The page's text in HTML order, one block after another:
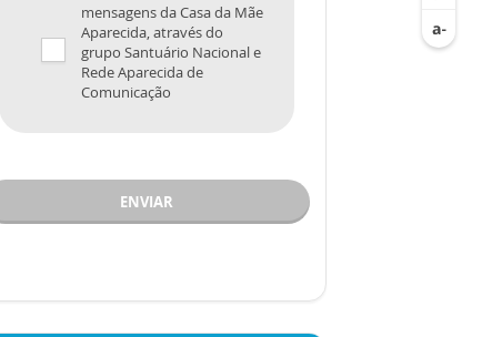
mensagens da Casa da Mãe
Aparecida, através do
grupo Santuário Nacional e
Rede Aparecida de
Comunicação
ENVIAR